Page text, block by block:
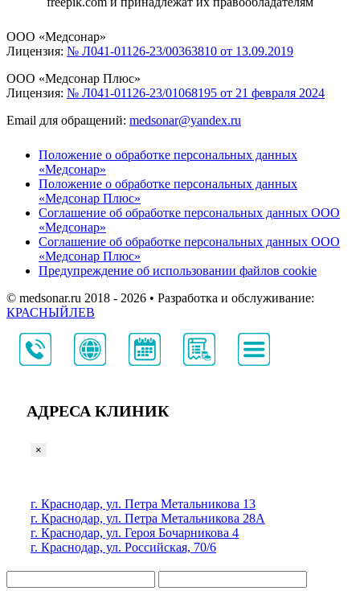
ООО «Медсонар»
Лицензия: № Л041-01126-23/00363810 от 13.09.2019
ООО «Медсонар Плюс»
Лицензия: № Л041-01126-23/01068195 от 21 февраля 2024
Email для обращений: medsonar@yandex.ru
Положение о обработке персональных данных
«Медсонар»
Положение о обработке персональных данных
«Медсонар Плюс»
Соглашение об обработке персональных данных ООО
«Медсонар»
Соглашение об обработке персональных данных ООО
«Медсонар Плюс»
Предупреждение об использовании файлов cookie
© medsonar.ru 2018 - 2026 • Разработка и обслуживание:
КРАСНЫЙЛЕВ
АДРЕСА КЛИНИК
×
г. Краснодар, ул. Петра Метальникова 13
г. Краснодар, ул. Петра Метальникова 28А
г. Краснодар, ул. Героя Бочарникова 4
г. Краснодар, ул. Российская, 70/6